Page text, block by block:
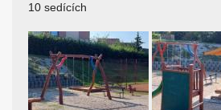
10 sedících